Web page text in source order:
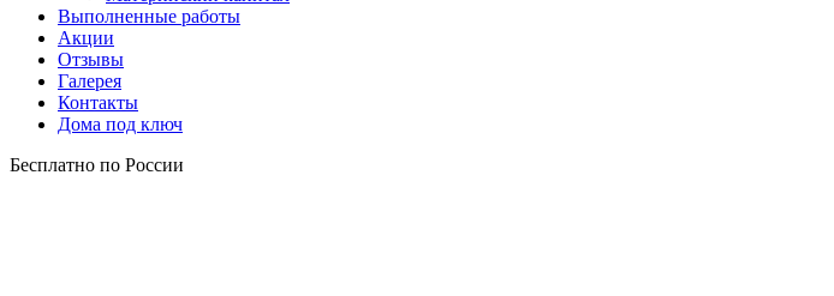
Выполненные работы
Акции
Отзывы
Галерея
Контакты
Дома под ключ
Бесплатно по России